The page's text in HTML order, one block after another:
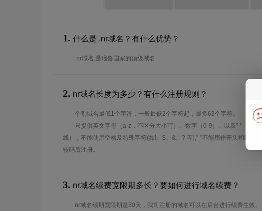
1. 什么是 .nr域名？有什么优势？
.nr域名,是瑙鲁国家的顶级域名
2. nr域名长度为多少？有什么注册规则？
个别域名最低1个字符，一般最低2个字符起，最多63个字符。
只提供英文字母（a-z，不区分大小写）、数字（0-9）、以及"-"（英
线），不能使用空格及特殊字符(如!、$、&、? 等),"-"不能用作开头和结尾。
转码后注册。
3. nr域名续费宽限期多长？要如何进行域名续费？
nr域名续期宽限期是30天，我司注册的域名可以在后台进行续费生效。